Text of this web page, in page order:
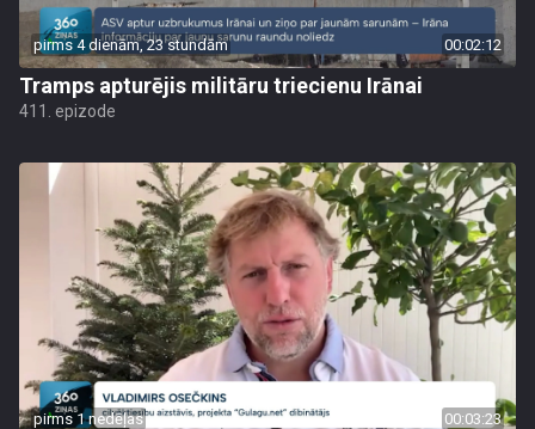
pirms 4 dienām, 23 stundām 00:02:12
Tramps apturējis militāru triecienu Irānai
411. epizode
pirms 1 nedēļas 00:03:23